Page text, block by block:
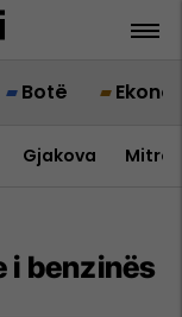
Botë
Gjakova
i benzinës